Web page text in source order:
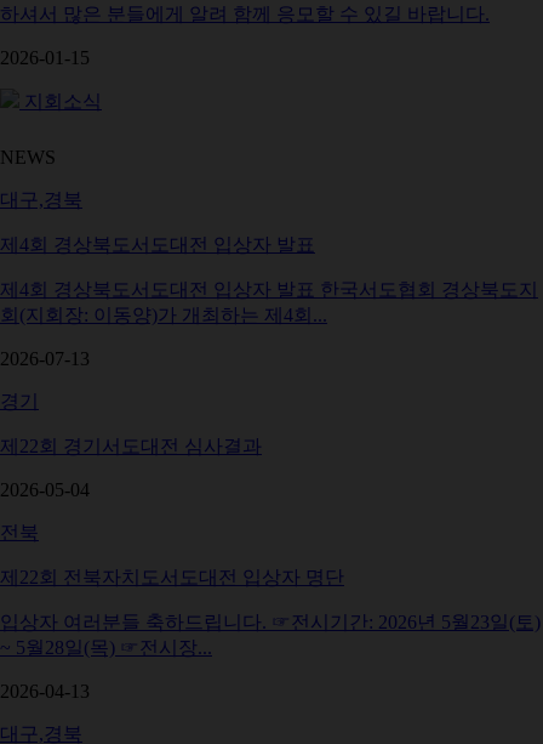
하셔서 많은 분들에게 알려 함께 응모할 수 있길 바랍니다.
2026-01-15
지회소식
NEWS
대구,경북
제4회 경상북도서도대전 입상자 발표
제4회 경상북도서도대전 입상자 발표 한국서도협회 경상북도지
회(지회장: 이동양)가 개최하는 제4회...
2026-07-13
경기
제22회 경기서도대전 심사결과
2026-05-04
전북
제22회 전북자치도서도대전 입상자 명단
입상자 여러분들 축하드립니다. ☞전시기간: 2026년 5월23일(토)
~ 5월28일(목) ☞전시장...
2026-04-13
대구,경북